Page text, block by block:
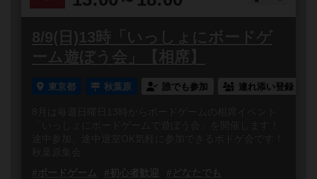
8/9(日)13時「いっしょにボードゲ
ーム遊ぼう会」【相席】
東京都 秋葉原 誰でも参加 連れ添い登録
8月は毎週日曜日13時からボードゲームの相席イベント
「いっしょにボードゲームで遊ぼう会」を開催します！
途中参加、途中退室OK気軽に参加できるボドゲ会です！
秋葉原集会...
#ボードゲーム
#初心者歓迎
#どなたでも